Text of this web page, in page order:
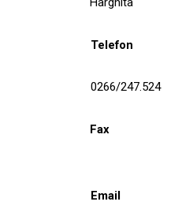
Telefon
0266/247.524
Fax
Email